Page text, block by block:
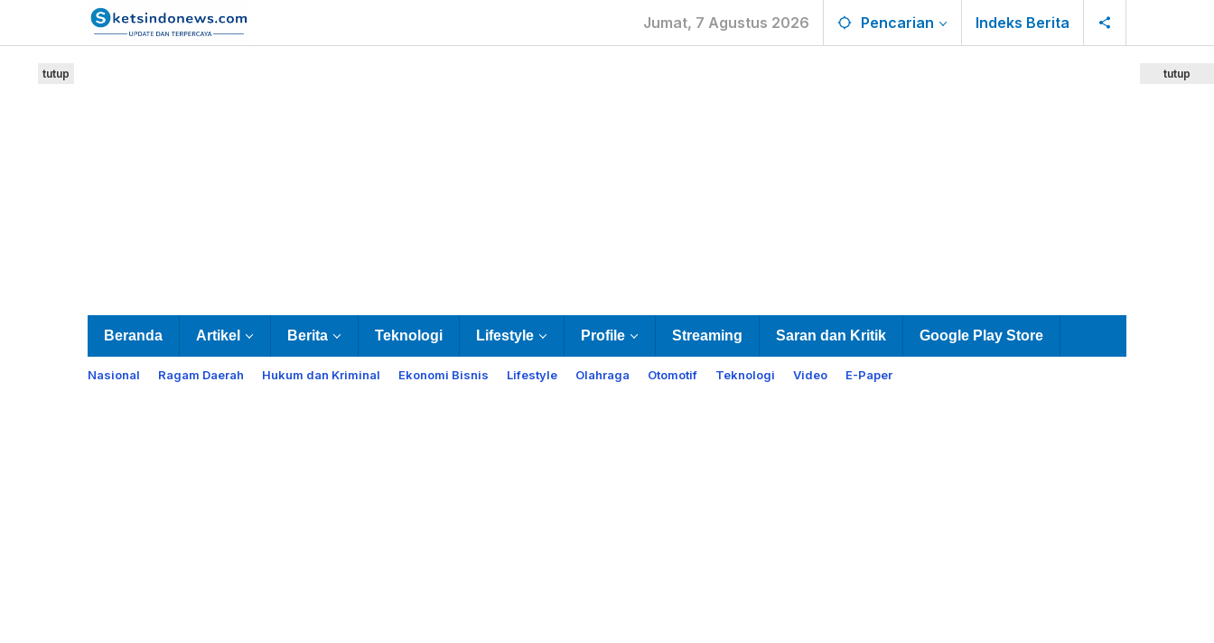
Jumat, 7 Agustus 2026 Pencarian Indeks Berita
Beranda Artikel Berita Teknologi Lifestyle Profile Streaming Saran dan Kritik Google Play Store
Nasional Ragam Daerah Hukum dan Kriminal Ekonomi Bisnis Lifestyle Olahraga Otomotif Teknologi Video E-Paper
tutup tutup